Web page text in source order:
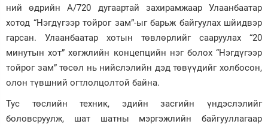
ний өдрийн А/720 дугаартай захирамжаар Улаанбаатар
хотод “Нэгдүгээр тойрог зам”-ыг барьж байгуулах шйидвэр
гарсан. Улаанбаатар хотын төвлөрлийг сааруулах “20
минутын хот” хөгжлийн концепцийн нэг болох “Нэгдүгээр
тойрог зам” төсөл нь нийслэлийн дэд төвүүдийг холбосон,
олон түвшний огтлолцолтой байна.
Тус төслийн техник, эдийн засгийн үндэслэлийг
боловсруулж, шат шатны мэргэжлийн байгууллагаар